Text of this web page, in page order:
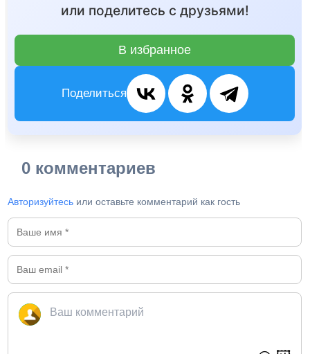
или поделитесь с друзьями!
В избранное
Поделиться
0 комментариев
Авторизуйтесь или оставьте комментарий как гость